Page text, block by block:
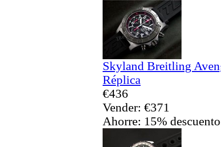
Skyland Breitling
Réplica
€436
Vender: €371
Ahorre: 15% descuento